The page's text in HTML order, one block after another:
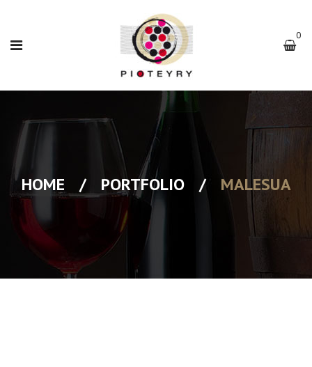
0
HOME / PORTFOLIO / MALESUA